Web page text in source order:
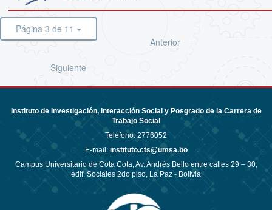
Página 3 de 11
Anterior
Siguiente
Instituto de Investigación, Interacción Social y Posgrado de la Carrera de
Trabajo Social
Teléfono: 2776052
E-mail: instituto.cts@umsa.bo
Campus Universitario de Cota Cota, Av. Andrés Bello entre calles 29 – 30,
edif. Sociales 2do piso, La Paz - Bolivia